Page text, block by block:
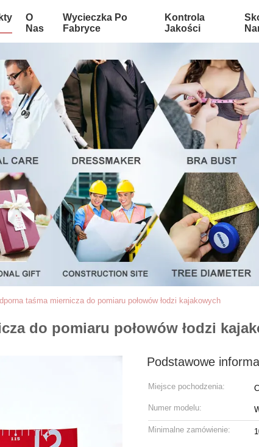
O
Nas
Wycieczka Po
Fabryce
Kontrola
Jakości
taśma miernicza do pomiaru połowów łodzi kajakowych
do pomiaru połowów łodzi
Podstawowe
Miejsce pochodzenia:
Numer modelu:
Minimalne zamówienie: